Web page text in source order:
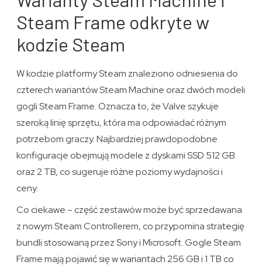
Steam Frame odkryte w
kodzie Steam
W kodzie platformy Steam znaleziono odniesienia do
czterech wariantów Steam Machine oraz dwóch modeli
gogli Steam Frame. Oznacza to, że Valve szykuje
szeroką linię sprzętu, która ma odpowiadać różnym
potrzebom graczy. Najbardziej prawdopodobne
konfiguracje obejmują modele z dyskami SSD 512 GB
oraz 2 TB, co sugeruje różne poziomy wydajności i
ceny.
Co ciekawe – część zestawów może być sprzedawana
z nowym Steam Controllerem, co przypomina strategię
bundli stosowaną przez Sony i Microsoft. Gogle Steam
Frame mają pojawić się w wariantach 256 GB i 1 TB co